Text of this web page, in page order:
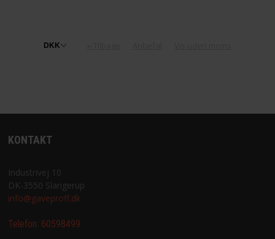
KONTAKT
Industrivej 10
DK-3550 Slangerup
info@gaveproff.dk
Telefon: 60598499